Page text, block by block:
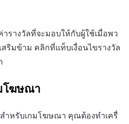
รางวัลที่จะมอบให้กับผู้ใช้เมื่อพว
สริมข้าม คลิกที่แท็บเงื่อนไขรางวัล
โฆษณา
ำหรับเกมโฆษณา คุณต้องทำเครื่